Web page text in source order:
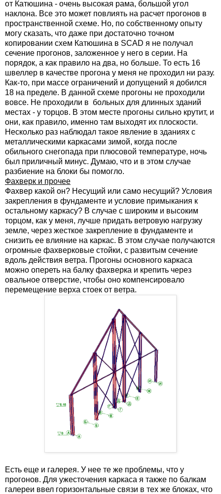
от Катюшина - очень высокая рама, большой угол
наклона. Все это может повлиять на расчет прогонов в
пространственной схеме. Но, по собственному опыту
могу сказать, что даже при достаточно точном
копировании схем Катюшина в SCAD я не получал
сечение прогонов, заложенное у него в серии. На
порядок, а как правило на два, но больше. То есть 16
швеллер в качестве прогона у меня не проходил ни разу.
Как-то, при массе ограничений и допущений я добился
18 на пределе. В данной схеме прогоны не проходили
вовсе. Не проходили в больных для длинных зданий
местах - у торцов. В этом месте прогоны сильно крутит, и
они, как правило, именно там выходят их плоскости.
Несколько раз наблюдал такое явление в зданиях с
металлическими каркасами зимой, когда после
обильного снегопада при плюсовой температуре, ночь
был приличный минус. Думаю, что и в этом случае
разбиение на блоки бы помогло.
Фахверк и прочее
Фахвер какой он? Несущий или само несущий? Условия
закрепления в фундаменте и условие примыкания к
остальному каркасу? В случае с широким и высоким
торцом, как у меня, лучше придать ветровую нагрузку
земле, через жесткое закрепление в фундаменте и
снизить ее влияние на каркас. В этом случае получаются
огромные фахверковые стойки, с развитым сечение
вдоль действия ветра. Прогоны основного каркаса
можно опереть на балку фахверка и крепить через
овальное отверстие, чтобы оно компенсировало
перемещение верха стоек от ветра.
Есть еще и галерея. У нее те же проблемы, что у
прогонов. Для ужесточения каркаса я также по балкам
галереи ввел горизонтальные связи в тех же блоках, что